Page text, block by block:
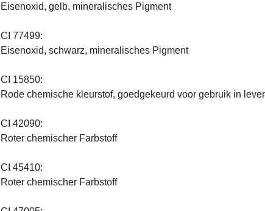
Eisenoxid, gelb, mineralisches Pigment
CI 77499:
Eisenoxid, schwarz, mineralisches Pigment
CI 15850:
Rode chemische kleurstof, goedgekeurd voor gebruik in
CI 42090:
Roter chemischer Farbstoff
CI 45410:
Roter chemischer Farbstoff